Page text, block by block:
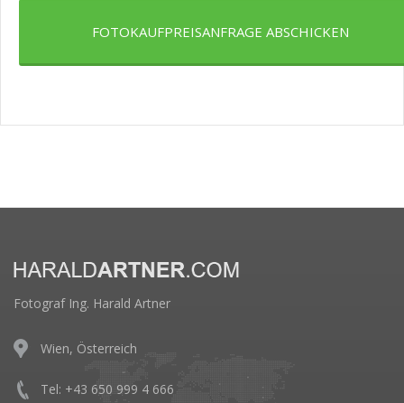
FOTOKAUFPREISANFRAGE ABSCHICKEN
Fotograf Ing. Harald Artner
Wien, Österreich
Tel: +43 650 999 4 666